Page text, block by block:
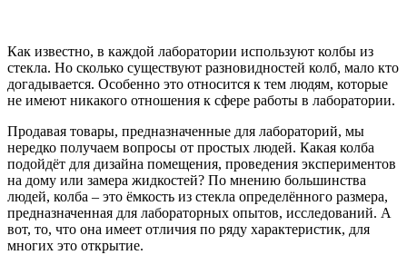
Как известно, в каждой лаборатории используют колбы из
стекла. Но сколько существуют разновидностей колб, мало кто
догадывается. Особенно это относится к тем людям, которые
не имеют никакого отношения к сфере работы в лаборатории.
Продавая товары, предназначенные для лабораторий, мы
нередко получаем вопросы от простых людей. Какая колба
подойдёт для дизайна помещения, проведения экспериментов
на дому или замера жидкостей? По мнению большинства
людей, колба – это ёмкость из стекла определённого размера,
предназначенная для лабораторных опытов, исследований. А
вот, то, что она имеет отличия по ряду характеристик, для
многих это открытие.